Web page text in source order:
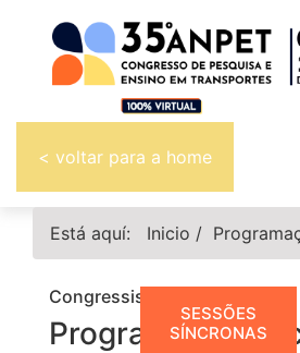
< voltar para a home
Está aquí: Inicio /
SESSÕES
SÍNCRONAS
Congressistas
Programação